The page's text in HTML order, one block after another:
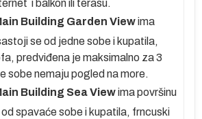
i balkon ili terasu.
Building Garden Viewima
se od jedne sobe i kupatila,
predviđena je maksimalno za 3
sobe nemaju pogled na more.
Building Sea Viewima površinu
spavaće sobe i kupatila, frncuski